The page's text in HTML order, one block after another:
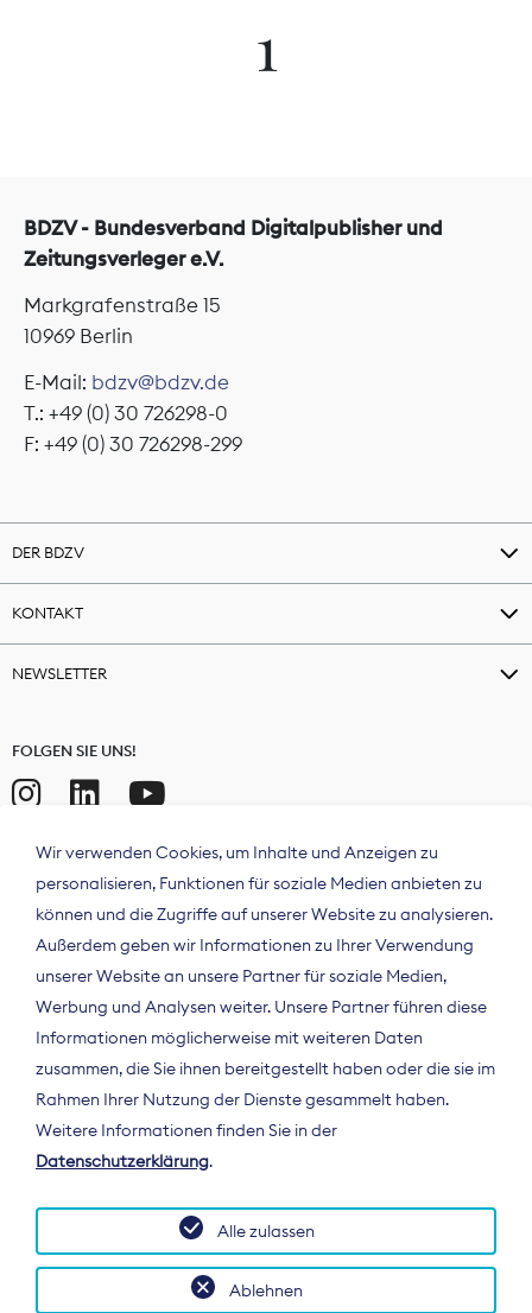
1
BDZV - Bundesverband Digitalpublisher und
Zeitungsverleger e.V.
Markgrafenstraße 15
10969 Berlin
E-Mail: bdzv@bdzv.de
T.: +49 (0) 30 726298-0
F: +49 (0) 30 726298-299
DER BDZV
KONTAKT
NEWSLETTER
FOLGEN SIE UNS!
Der Bundesverband Digitalpublisher und
Zeitungsverleger (BDZV) vertritt als
Spitzenorganisation die Interessen der
Deutschland und auf EU-Ebene.
Wir verwenden Cookies, um Inhalte und Anzeigen zu
personalisieren, Funktionen für soziale Medien anbieten zu
können und die Zugriffe auf unserer Website zu analysieren.
Außerdem geben wir Informationen zu Ihrer Verwendung
unserer Website an unsere Partner für soziale Medien,
Werbung und Analysen weiter. Unsere Partner führen diese
Informationen möglicherweise mit weiteren Daten
zusammen, die Sie ihnen bereitgestellt haben oder die sie im
Rahmen Ihrer Nutzung der Dienste gesammelt haben.
Weitere Informationen finden Sie in der
Datenschutzerklärung.
Ablehnen
Alle zulassen